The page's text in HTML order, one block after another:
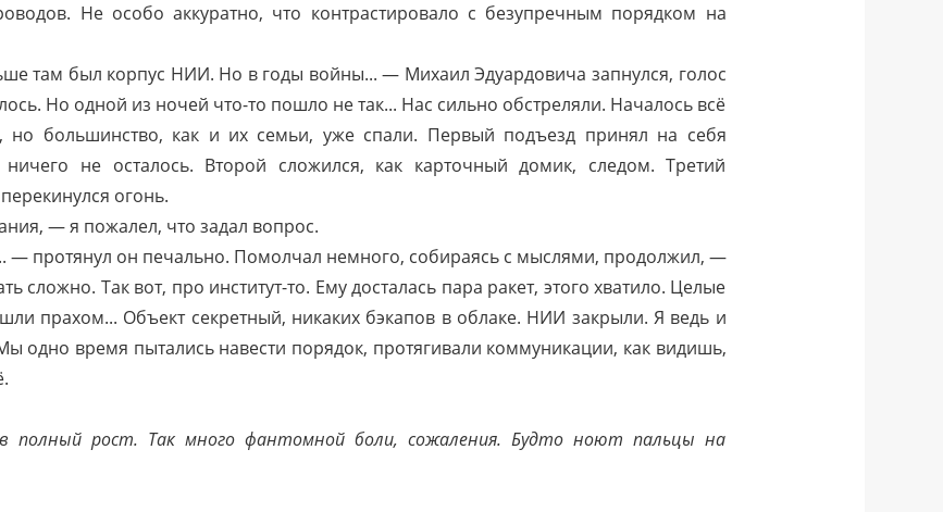
Не особо аккуратно, что контрастировало с безупречным порядком на
там был корпус НИИ. Но в годы войны... — Михаил Эдуардовича запнулся, голос
Но одной из ночей что-то пошло не так... Нас сильно обстреляли. Началось всё
но большинство, как и их семьи, уже спали. Первый подъезд принял на себя
не осталось. Второй сложился, как карточный домик, следом. Третий
огонь.
— я пожалел, что задал вопрос.
— протянул он печально. Помолчал немного, собираясь с мыслями, продолжил, —
сложно. Так вот, про институт-то. Ему досталась пара ракет, этого хватило. Целые
прахом... Объект секретный, никаких бэкапов в облаке. НИИ закрыли. Я ведь и
одно время пытались навести порядок, протягивали коммуникации, как видишь,
полный рост. Так много фантомной боли, сожаления. Будто ноют пальцы на